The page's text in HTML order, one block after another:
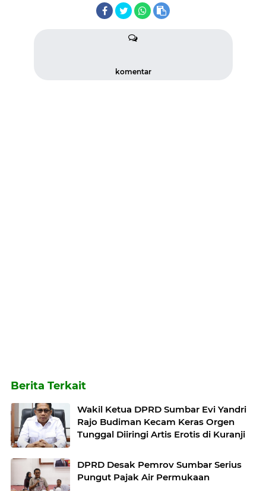
komentar
Berita Terkait
Wakil Ketua DPRD Sumbar Evi Yandri
Rajo Budiman Kecam Keras Orgen
Tunggal Diiringi Artis Erotis di Kuranji
DPRD Desak Pemrov Sumbar Serius
Pungut Pajak Air Permukaan